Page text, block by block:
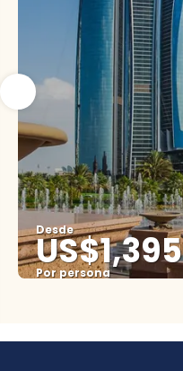
Desde
US$1,395
Por persona